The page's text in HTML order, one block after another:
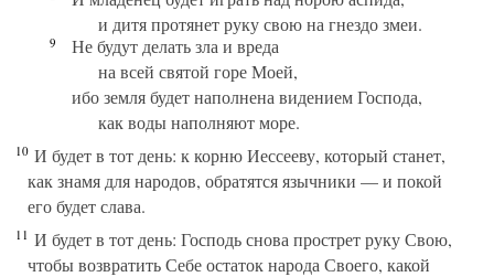
и дитя протянет руку свою на гнездо змеи.
9
Не будут делать зла и вреда
на всей святой горе Моей,
ибо земля будет наполнена видением Господа,
как воды наполняют море.
10 И будет в тот день: к корню Иессееву, который станет,
как знамя для народов, обратятся язычники — и покой
его будет слава.
11 И будет в тот день: Господь снова прострет руку Свою,
чтобы возвратить Себе остаток народа Своего, какой